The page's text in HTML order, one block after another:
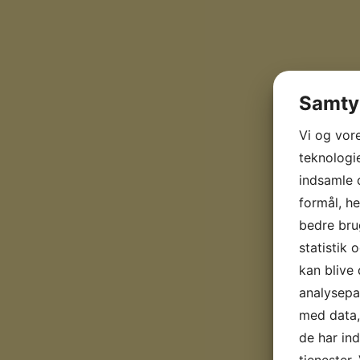
Vi og
indsamle
formål,
bedre
statistik
kan blive
med
de har